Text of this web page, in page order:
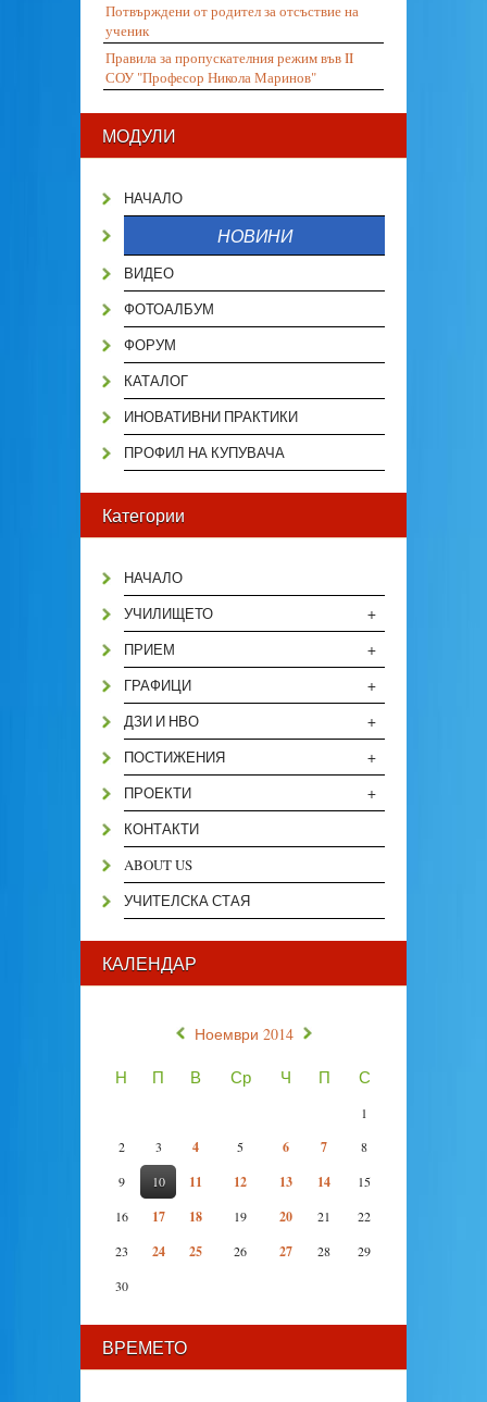
Потвърждени от родител за отсъствие на
ученик
Правила за пропускателния режим във II
СОУ "Професор Никола Маринов"
МОДУЛИ
НАЧАЛО
НОВИНИ
ВИДЕО
ФОТОАЛБУМ
ФОРУМ
КАТАЛОГ
ИНОВАТИВНИ ПРАКТИКИ
ПРОФИЛ НА КУПУВАЧА
Категории
НАЧАЛО
+
УЧИЛИЩЕТО
+
ПРИЕМ
+
ГРАФИЦИ
+
ДЗИ И НВО
+
ПОСТИЖЕНИЯ
+
ПРОЕКТИ
КОНТАКТИ
ABOUT US
УЧИТЕЛСКА СТАЯ
КАЛЕНДАР
« Ноември 2014 »
Н П В Ср Ч П С
1
2
3 4 5 6 7
8
9
10 11 12 13 14
15
16
17 18 19 20 21
22
23
24 25 26 27 28
29
30
ВРЕМЕТО